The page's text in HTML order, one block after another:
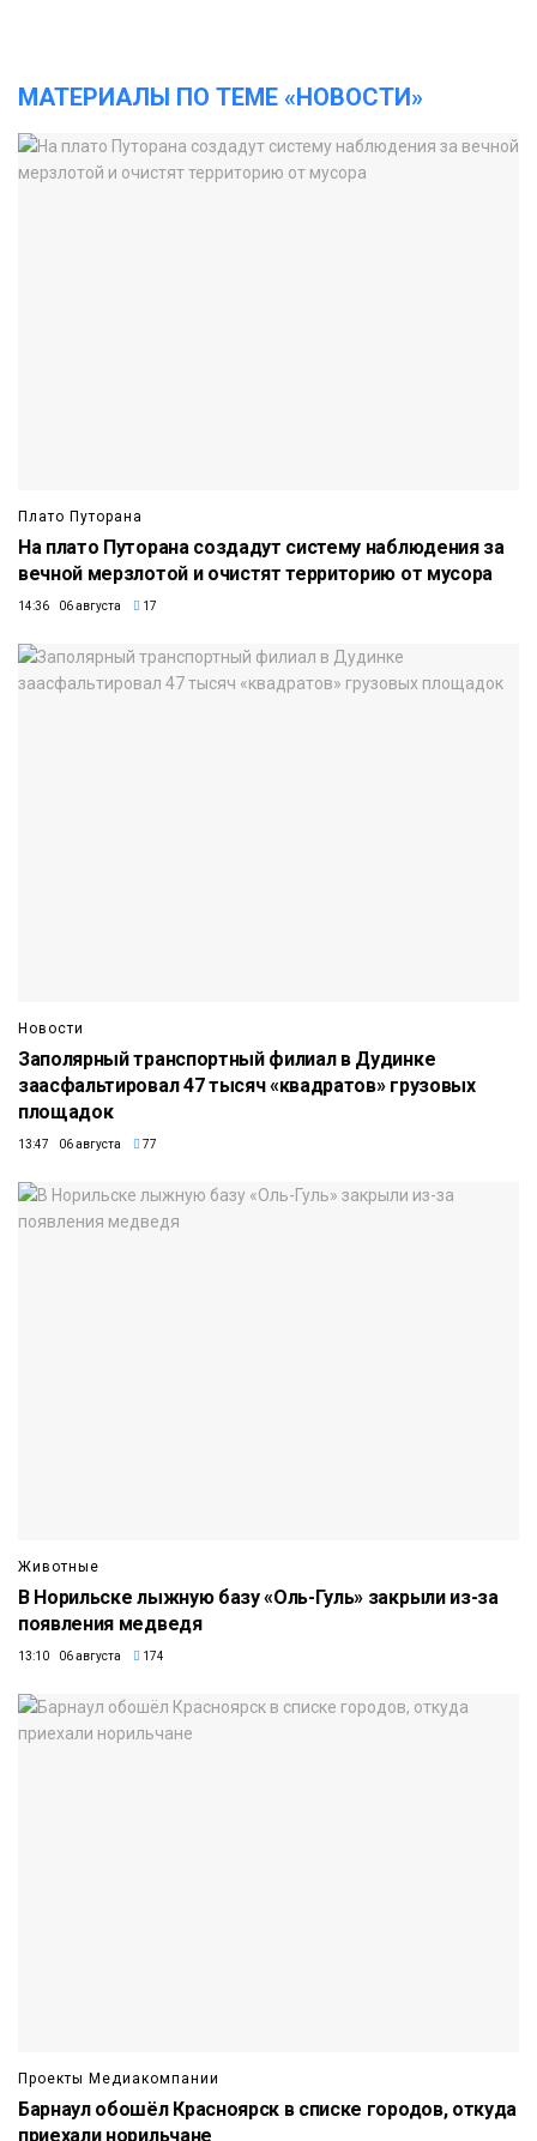
МАТЕРИАЛЫ ПО ТЕМЕ «НОВОСТИ»
Плато Путорана
На плато Путорана создадут систему наблюдения за
вечной мерзлотой и очистят территорию от мусора
14:36 06 августа 17
Новости
Заполярный транспортный филиал в Дудинке
заасфальтировал 47 тысяч «квадратов» грузовых
площадок
13:47 06 августа 77
Животные
В Норильске лыжную базу «Оль-Гуль» закрыли из-за
появления медведя
13:10 06 августа 174
Проекты Медиакомпании
Барнаул обошёл Красноярск в списке городов, откуда
приехали норильчане